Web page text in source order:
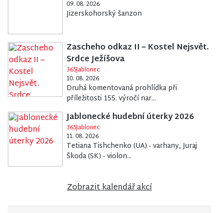
09. 08. 2026
Jizerskohorský šanzon
Zascheho odkaz II – Kostel Nejsvět.
Srdce Ježíšova
365Jablonec
10. 08. 2026
Druhá komentovaná prohlídka při
příležitosti 155. výročí nar...
Jablonecké hudební úterky 2026
365Jablonec
11. 08. 2026
Tetiana Tishchenko (UA) - varhany, Juraj
Škoda (SK) - violon...
Zobrazit kalendář akcí